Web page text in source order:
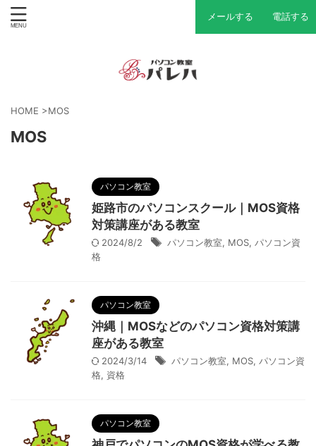
メールする 電話する
HOME >MOS
MOS
パソコン教室
姫路市のパソコンスクール｜MOS資格
対策講座がある教室
2024/8/2 パソコン教室, MOS, パソコン資
格
パソコン教室
沖縄｜MOSなどのパソコン資格対策講
座がある教室
2024/3/14 パソコン教室, MOS, パソコン資
格, 資格
パソコン教室